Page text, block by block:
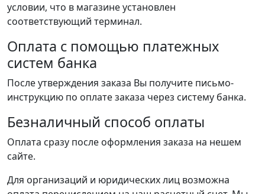
условии, что в магазине установлен
соответствующий терминал.
Оплата с помощью платежных
систем банка
После утверждения заказа Вы получите письмо-
инструкцию по оплате заказа через систему банка.
Безналичный способ оплаты
Оплата сразу после оформления заказа на нешем
сайте.
Для организаций и юридических лиц возможна